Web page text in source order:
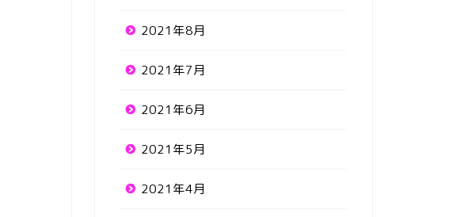
2021年8月
2021年7月
2021年6月
2021年5月
2021年4月